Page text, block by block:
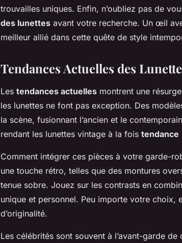
trouvailles uniques. Enfin, n’oubliez pas de
des lunettes avant votre recherche. Un œil
meilleur allié dans cette quête de style
Tendances Actuelles des
Les tendances actuelles montrent une
les lunettes ne font pas exception. Des
la scène, fusionnant l’ancien et le
rendant les lunettes vintage à la fois tendance
Comment intégrer ces pièces à votre garde-
une touche rétro, telles que des montures
tenue sobre. Jouez sur les contrasts en
unique et personnel. Peu importe votre choix,
d’originalité.
Les célébrités sont souvent à l’avant-garde